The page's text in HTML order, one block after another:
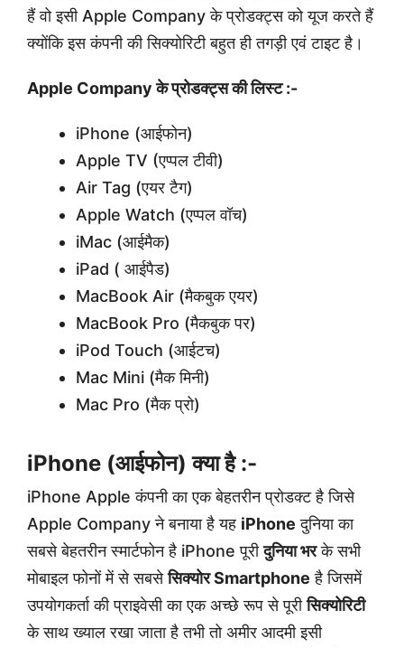
हैं वो इसी Apple Company के प्रोडक्ट्स को यूज करते हैं
क्योंकि इस कंपनी की सिक्योरिटी बहुत ही तगड़ी एवं टाइट है।
Apple Company के प्रोडक्ट्स की लिस्ट :-
iPhone (आईफोन)
Apple TV (एप्पल टीवी)
Air Tag (एयर टैग)
Apple Watch (एप्पल वॉच)
iMac (आईमैक)
iPad ( आईपैड)
MacBook Air (मैकबुक एयर)
MacBook Pro (मैकबुक पर)
iPod Touch (आईटच)
Mac Mini (मैक मिनी)
Mac Pro (मैक प्रो)
iPhone (आईफोन) क्या है :-
iPhone Apple कंपनी का एक बेहतरीन प्रोडक्ट है जिसे
Apple Company ने बनाया है यह iPhone दुनिया का
सबसे बेहतरीन स्मार्टफोन है iPhone पूरीदुनिया भरके सभी
मोबाइल फोनों में से सबसेसिक्योर Smartphone है जिसमें
उपयोगकर्ता की प्राइवेसी का एक अच्छे रूप से पूरीसिक्योरिटी
के साथ ख्याल रखा जाता है तभी तो अमीर आदमी इसी